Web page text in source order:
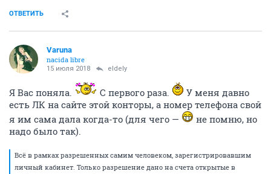
ОТВЕТИТЬ
Varuna
nacida libre
15 июля 2018 eldely
Я Вас поняла. С первого раза.
У меня давно
есть ЛК на сайте этой конторы, а номер телефона свой
я им сама дала когда-то (для чего —
не помню, но
надо было так).
Всё в рамках разрешенных самим человеком, зарегистрировавшим
личный кабинет. Только разрешение дано на счета открытые в